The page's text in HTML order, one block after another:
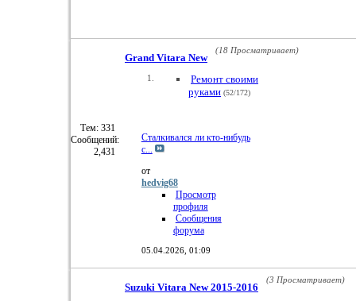
Grand Vitara New
(18 Просматривает)
Ремонт своими
руками (52/172)
Тем: 331
Сообщений:
2,431
Сталкивался ли кто-нибудь
с...
от
hedvig68
Просмотр
профиля
Сообщения
форума
05.04.2026, 01:09
Suzuki Vitara New 2015-2016
(3 Просматривает)